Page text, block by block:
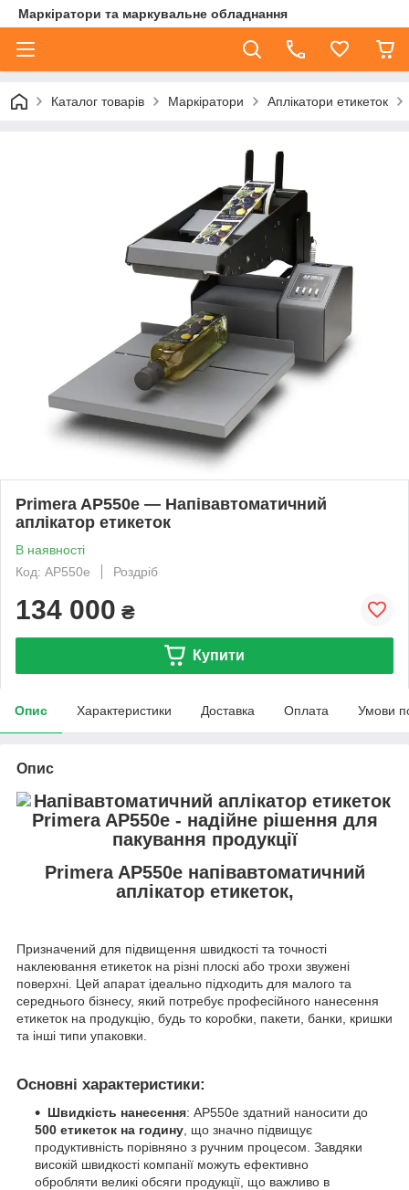
Маркіратори та маркувальне обладнання
Каталог товарів Маркіратори Аплікатори етикеток
Primera AP550e — Напівавтоматичний
аплікатор етикеток
В наявності
Код: AP550e
Роздріб
134 000 ₴
Купити
Опис Характеристики Доставка Оплата Умови
Опис
Primera AP550e напівавтоматичний
аплікатор етикеток,
Призначений для підвищення швидкості та точності
наклеювання етикеток на різні плоскі або трохи звужені
поверхні. Цей апарат ідеально підходить для малого та
середнього бізнесу, який потребує професійного нанесення
етикеток на продукцію, будь то коробки, пакети, банки, кришки
та інші типи упаковки.
Основні характеристики:
Швидкість нанесення: AP550e здатний наносити до
500 етикеток на годину , що значно підвищує
продуктивність порівняно з ручним процесом. Завдяки
високій швидкості компанії можуть ефективно
обробляти великі обсяги продукції, що важливо в